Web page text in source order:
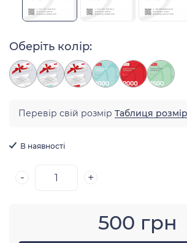
Оберіть колір:
Перевір свій розмір Таблиця
В наявності
- +
500 грн